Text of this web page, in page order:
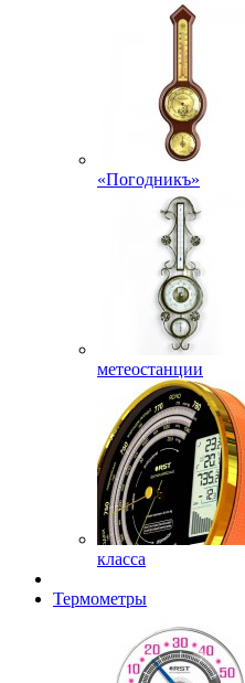
«Погодникъ»
метеостанции
класса
Термометры